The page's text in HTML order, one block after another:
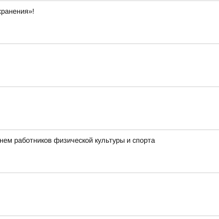
работников физической культуры и спорта